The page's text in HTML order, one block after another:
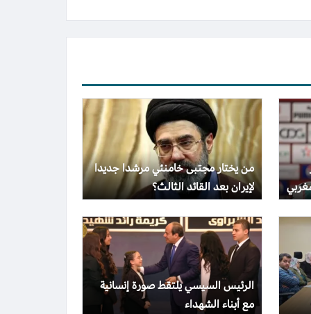
من يختار مجتبى خامنئي مرشدا جديدا
لإيران بعد القائد الثالث؟
الرئيس السيسي يلتقط صورة إنسانية
مع أبناء الشهداء